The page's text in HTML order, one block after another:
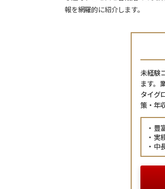
報を網羅的に紹介します。
未経験
ます。
タイグ
策・年
豊
実
中